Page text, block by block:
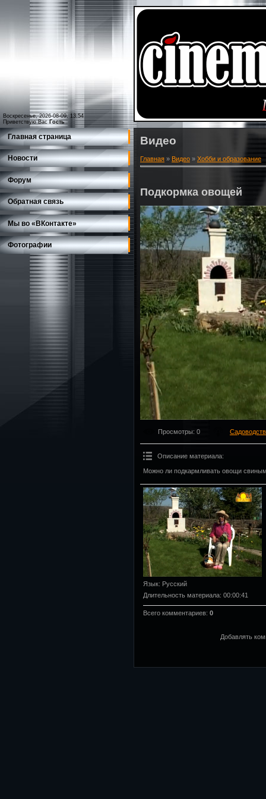
Воскресенье, 2026-08-09, 13:54
Приветствую Вас Гость
Главная страница
Новости
Форум
Обратная связь
Мы во «ВКонтакте»
Фотографии
Видео
Главная » Видео » Хобби и образование
Подкормка овощей
Просмотры: 0
Описание материала:
Можно ли подкармливать овощи
Язык: Русский
Длительность материала: 00:00:41
Всего комментариев: 0
Добавлять